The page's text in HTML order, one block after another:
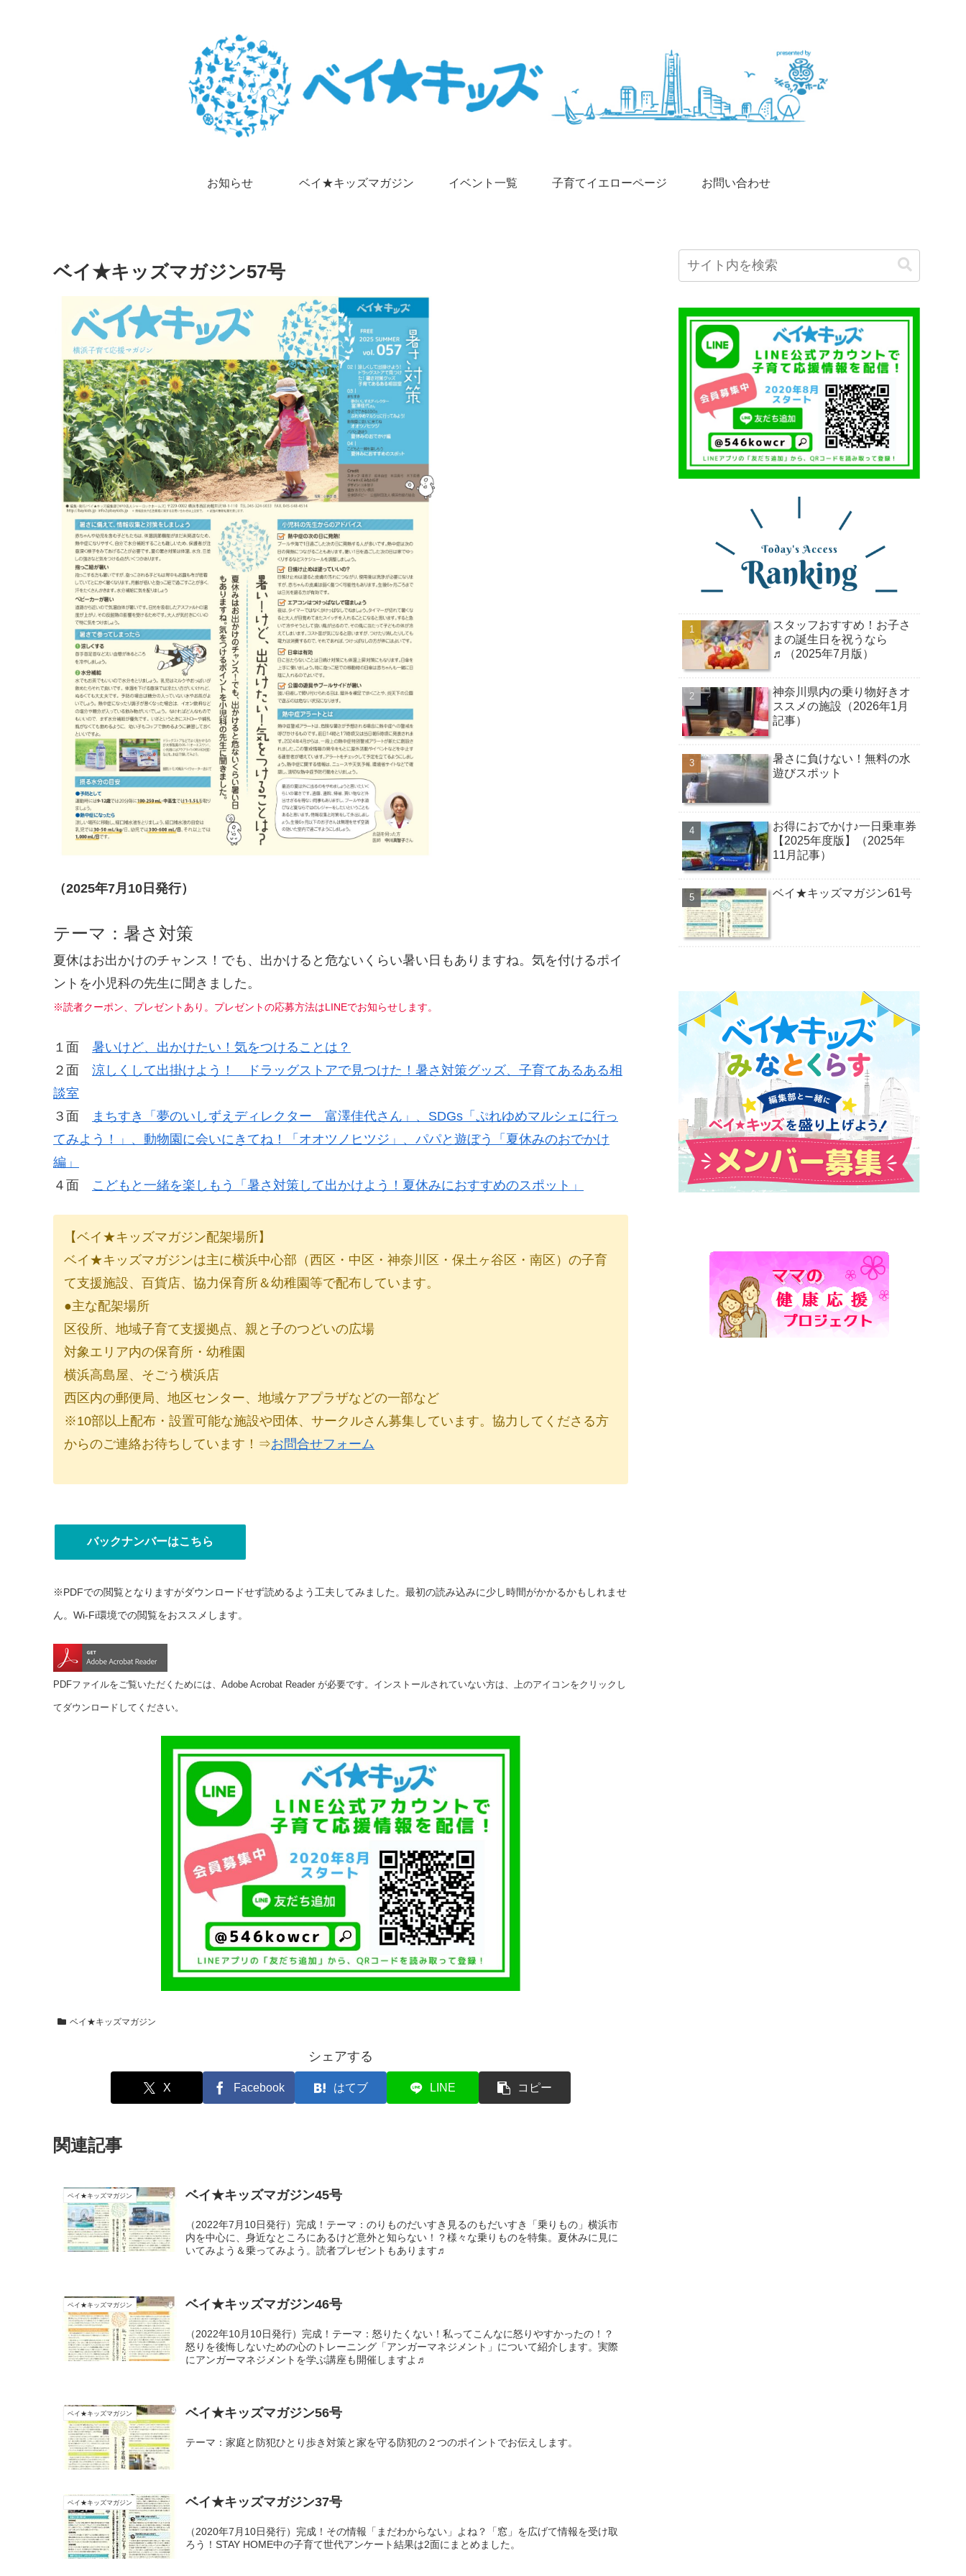
お知らせ ベイ★キッズマガジン イベント一覧 子育てイエローページ お問い合わせ
ベイ★キッズマガジン57号
（2025年7月10日発行）
テーマ：暑さ対策
夏休はお出かけのチャンス！でも、出かけると危ないくらい暑い日もありますね。気を付けるポイ
ントを小児科の先生に聞きました。
※読者クーポン、プレゼントあり。プレゼントの応募方法はLINEでお知らせします。
１面 暑いけど、出かけたい！気をつけることは？
２面 涼しくして出掛けよう！ ドラッグストアで見つけた！暑さ対策グッズ、子育てあるある相
談室
３面
まちすき「夢のいしずえディレクター 富澤佳代さん」、SDGs「ぷれゆめマルシェに行っ
てみよう！」、動物園に会いにきてね！「オオツノヒツジ」、パパと遊ぼう「夏休みのおでかけ
編」
４面 こどもと一緒を楽しもう「暑さ対策して出かけよう！夏休みにおすすめのスポット」
【ベイ★キッズマガジン配架場所】
ベイ★キッズマガジンは主に横浜中心部（西区・中区・神奈川区・保土ヶ谷区・南区）の子育
て支援施設、百貨店、協力保育所＆幼稚園等で配布しています。
●主な配架場所
区役所、地域子育て支援拠点、親と子のつどいの広場
対象エリア内の保育所・幼稚園
横浜高島屋、そごう横浜店
西区内の郵便局、地区センター、地域ケアプラザなどの一部など
※10部以上配布・設置可能な施設や団体、サークルさん募集しています。協力してくださる方
からのご連絡お待ちしています！⇒お問合せフォーム
バックナンバーはこちら
※PDFでの閲覧となりますがダウンロードせず読めるよう工夫してみました。最初の読み込みに少し時間がかかるかもしれませ
ん。Wi-Fi環境での閲覧をおススメします。
PDFファイルをご覧いただくためには、Adobe Acrobat Reader が必要です。インストールされていない方は、上のアイコンをクリックし
てダウンロードしてください。
ベイ★キッズマガジン
シェアする
X Facebook はてブ LINE コピー
関連記事
ベイ★キッズマガジン ベイ★キッズマガジン45号
（2022年7月10日発行）完成！テーマ：のりものだいすき見るのもだいすき「乗りもの」横浜市
内を中心に、身近なところにあるけど意外と知らない！？様々な乗りものを特集。夏休みに見に
いてみよう＆乗ってみよう。読者プレゼントもあります♬
ベイ★キッズマガジン ベイ★キッズマガジン46号
（2022年10月10日発行）完成！テーマ：怒りたくない！私ってこんなに怒りやすかったの！？
怒りを後悔しないための心のトレーニング「アンガーマネジメント」について紹介します。実際
にアンガーマネジメントを学ぶ講座も開催しますよ♬
ベイ★キッズマガジン ベイ★キッズマガジン56号
テーマ：家庭と防犯ひとり歩き対策と家を守る防犯の２つのポイントでお伝えします。
ベイ★キッズマガジン ベイ★キッズマガジン37号
（2020年7月10日発行）完成！その情報「まだわからない」よね？「窓」を広げて情報を受け取
ろう！STAY HOME中の子育て世代アンケート結果は2面にまとめました。
スタッフおすすめ！お子さ
まの誕生日を祝うなら
♬（2025年7月版）
神奈川県内の乗り物好きオ
ススメの施設（2026年1月
記事）
暑さに負けない！無料の水
遊びスポット
お得におでかけ♪一日乗車券
【2025年度版】（2025年
11月記事）
ベイ★キッズマガジン61号